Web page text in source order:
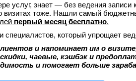
услуг, знает — без ведения
визитах тоже. Нашли самый
первый месяц бесплатно.
специалистов, который упрощает
и напоминает им о
чаевые, кэшбэк и
и помогает больше